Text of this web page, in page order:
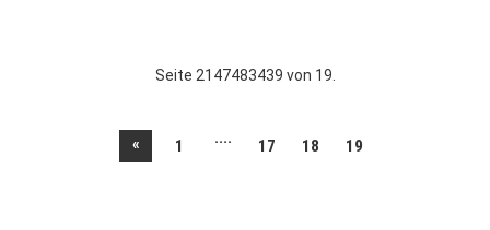
Seite 2147483439 von 19.
« 1 .... 17 18 19